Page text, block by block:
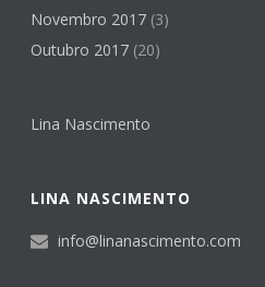
Novembro 2017 (3)
Outubro 2017 (20)
Lina Nascimento
LINA NASCIMENTO
info@linanascimento.com